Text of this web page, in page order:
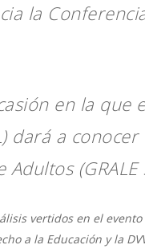
la
en la que
dará a
vertidos en el
a la Educación y la